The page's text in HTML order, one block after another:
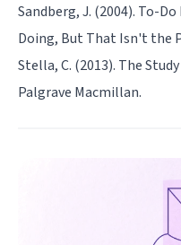
Sandberg, J. (2004). To-
Doing, But That Isn't the
Stella, C. (2013). The
Palgrave Macmillan.